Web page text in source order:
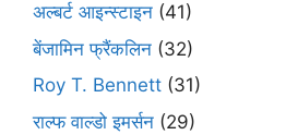
अल्बर्ट आइन्स्टाइन (41)
बेंजामिन फ्रैंकलिन (32)
Roy T. Bennett (31)
राल्फ वाल्डो इमर्सन (29)